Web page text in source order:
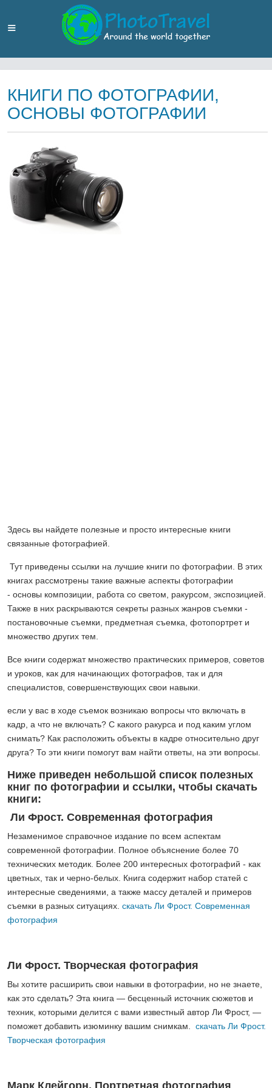
КНИГИ ПО ФОТОГРАФИИ,
ОСНОВЫ ФОТОГРАФИИ
Здесь вы найдете полезные и просто интересные книги
связанные фотографией.
Тут приведены ссылки на лучшие книги по фотографии. В этих
книгах рассмотрены такие важные аспекты фотографии
- основы композиции, работа со светом, ракурсом, экспозицией.
Также в них раскрываются секреты разных жанров съемки -
постановочные съемки, предметная съемка, фотопортрет и
множество других тем.
Все книги содержат множество практических примеров, советов
и уроков, как для начинающих фотографов, так и для
специалистов, совершенствующих свои навыки.
если у вас в ходе съемок возникаю вопросы что включать в
кадр, а что не включать? С какого ракурса и под каким углом
снимать? Как расположить объекты в кадре относительно друг
друга? То эти книги помогут вам найти ответы, на эти вопросы.
Ниже приведен небольшой список полезных
книг по фотографии и ссылки, чтобы скачать
книги:
Ли Фрост. Современная фотография
Незаменимое справочное издание по всем аспектам
современной фотографии. Полное объяснение более 70
технических методик. Более 200 интересных фотографий - как
цветных, так и черно-белых. Книга содержит набор статей с
интересные сведениями, а также массу деталей и примеров
съемки в разных ситуациях. скачать Ли Фрост. Современная
фотография
Ли Фрост. Творческая фотография
Вы хотите расширить свои навыки в фотографии, но не знаете,
как это сделать? Эта книга — бесценный источник сюжетов и
техник, которыми делится с вами известный автор Ли Фрост, —
поможет добавить изюминку вашим снимкам. скачать Ли Фрост.
Творческая фотография
Марк Клейгорн. Портретная фотография